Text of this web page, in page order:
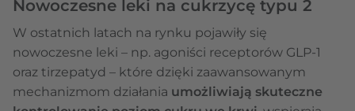
Nowoczesne leki na cukrzycę typu 2
W ostatnich latach na rynku pojawiły się
nowoczesne leki – np. agoniści receptorów GLP-1
oraz tirzepatyd – które dzięki zaawansowanym
mechanizmom działania umożliwiają skuteczne